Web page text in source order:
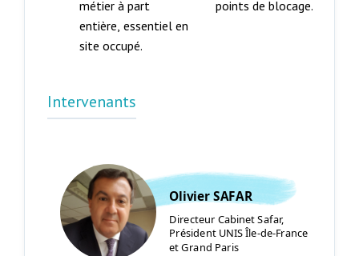
métier à part
entière, essentiel en
site occupé.
points de blocage.
Intervenants
Olivier SAFAR
Directeur Cabinet Safar,
Président UNIS Île-de-France
et Grand Paris